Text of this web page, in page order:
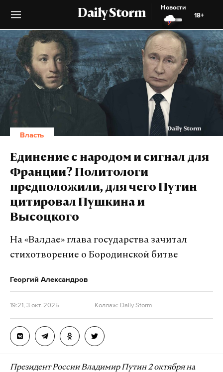
Daily Storm
Новости
18+
Власть
Единение с народом и сигнал для
Франции? Политологи
предположили, для чего Путин
цитировал Пушкина и
Высоцкого
На «Валдае» глава государства зачитал
стихотворение о Бородинской битве
Георгий Александров
19:21, 3 окт. 2025 Коллаж: Daily Storm
Президент России Владимир Путин 2 октября на